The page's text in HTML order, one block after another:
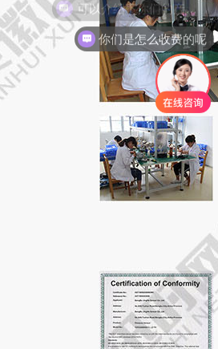
你们是怎么收费的呢